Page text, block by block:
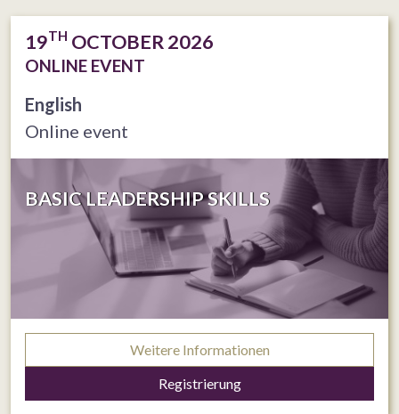
19TH OCTOBER 2026
ONLINE EVENT
English
Online event
BASIC LEADERSHIP SKILLS
Weitere Informationen
Registrierung